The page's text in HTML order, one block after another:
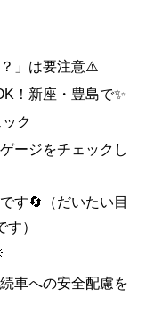
」は要注意⚠️
！新座・豊島で✨
ク
ージをチェックし
す🔄（だいたい目
）
車への安全配慮を